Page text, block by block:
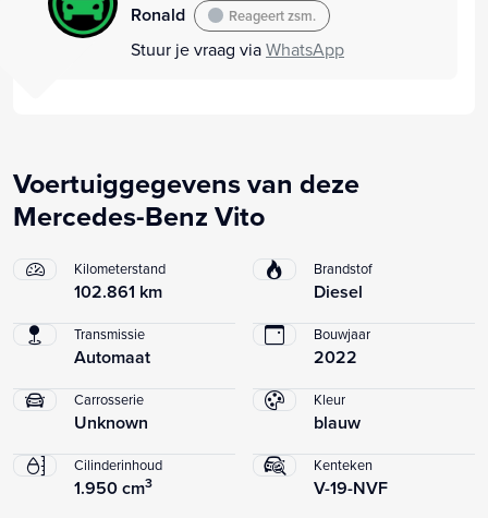
Ronald Reageert zsm.
Stuur je vraag viaWhatsApp
Voertuiggegevens van deze
Mercedes-Benz Vito
Kilometerstand
102.861 km
Brandstof
Diesel
Transmissie
Automaat
Bouwjaar
2022
Carrosserie
Unknown
Kleur
blauw
Cilinderinhoud
1.950 cm3
Kenteken
V-19-NVF